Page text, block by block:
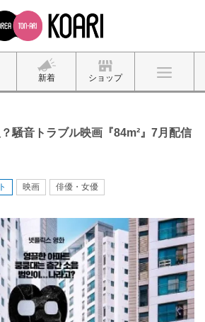
新着 ショップ
騒音トラブル映画『84m²』7月配信
映画 俳優・女優